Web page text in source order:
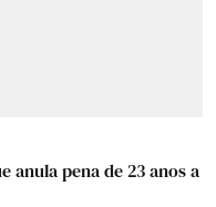
anula pena de 23 anos a